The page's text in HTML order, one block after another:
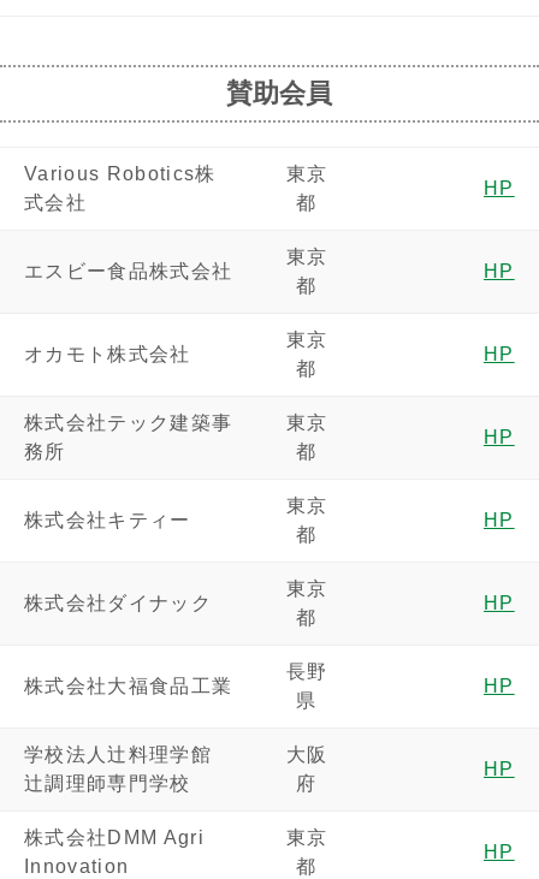
賛助会員
Various Robotics株
式会社
東京
都
HP
エスビー食品株式会社
東京
都
HP
オカモト株式会社
東京
都
HP
株式会社テック建築事
務所
東京
都
HP
株式会社キティー
東京
都
HP
株式会社ダイナック
東京
都
HP
株式会社大福食品工業
長野
県
HP
学校法人辻料理学館
辻調理師専門学校
大阪
府
HP
株式会社DMM Agri
Innovation
東京
都
HP